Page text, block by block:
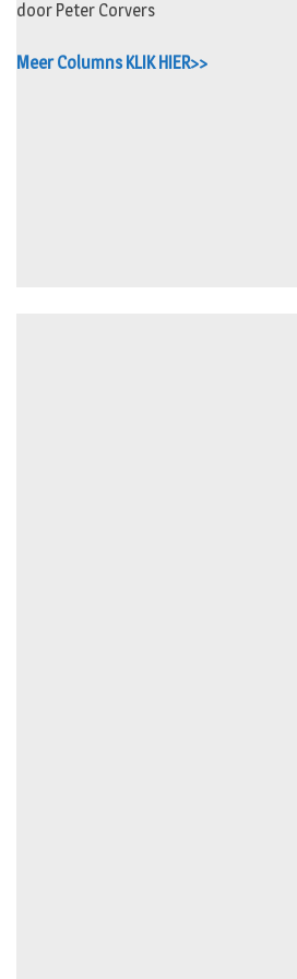
door Peter Corvers
Meer Columns KLIK HIER>>